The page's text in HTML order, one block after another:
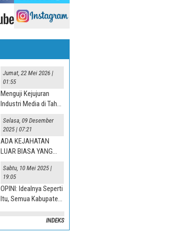
Jumat, 22 Mei 2026 |
01:55
Menguji Kejujuran
Industri Media di Tahun
Selasa, 09 Desember
2025 | 07:21
ADA KEJAHATAN
LUAR BIASA YANG
Sabtu, 10 Mei 2025 |
19:05
OPINI: Idealnya Seperti
Itu, Semua Kabupaten
INDEKS